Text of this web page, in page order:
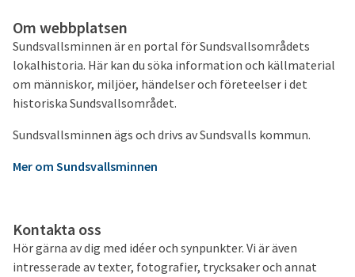
Om webbplatsen
Sundsvallsminnen är en portal för Sundsvallsområdets
lokalhistoria. Här kan du söka information och källmaterial
om människor, miljöer, händelser och företeelser i det
historiska Sundsvallsområdet.
Sundsvallsminnen ägs och drivs av Sundsvalls kommun.
Mer om Sundsvallsminnen
Kontakta oss
Hör gärna av dig med idéer och synpunkter. Vi är även
intresserade av texter, fotografier, trycksaker och annat